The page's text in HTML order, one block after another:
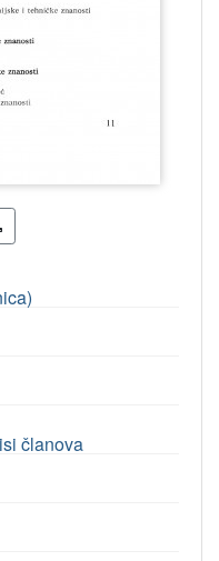
članova